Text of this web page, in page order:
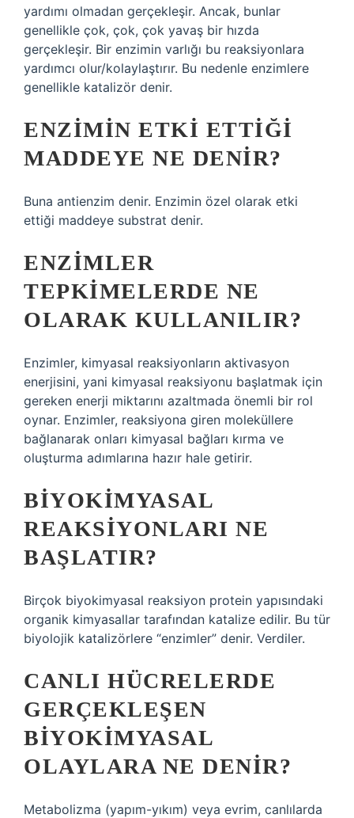
yardımı olmadan gerçekleşir. Ancak, bunlar
genellikle çok, çok, çok yavaş bir hızda
gerçekleşir. Bir enzimin varlığı bu reaksiyonlara
yardımcı olur/kolaylaştırır. Bu nedenle enzimlere
genellikle katalizör denir.
ENZIMIN ETKI ETTIĞI
MADDEYE NE DENIR?
Buna antienzim denir. Enzimin özel olarak etki
ettiği maddeye substrat denir.
ENZIMLER
TEPKIMELERDE NE
OLARAK KULLANILIR?
Enzimler, kimyasal reaksiyonların aktivasyon
enerjisini, yani kimyasal reaksiyonu başlatmak için
gereken enerji miktarını azaltmada önemli bir rol
oynar. Enzimler, reaksiyona giren moleküllere
bağlanarak onları kimyasal bağları kırma ve
oluşturma adımlarına hazır hale getirir.
BIYOKIMYASAL
REAKSIYONLARI NE
BAŞLATIR?
Birçok biyokimyasal reaksiyon protein yapısındaki
organik kimyasallar tarafından katalize edilir. Bu tür
biyolojik katalizörlere “enzimler” denir. Verdiler.
CANLI HÜCRELERDE
GERÇEKLEŞEN
BIYOKIMYASAL
OLAYLARA NE DENIR?
Metabolizma (yapım-yıkım) veya evrim, canlılarda